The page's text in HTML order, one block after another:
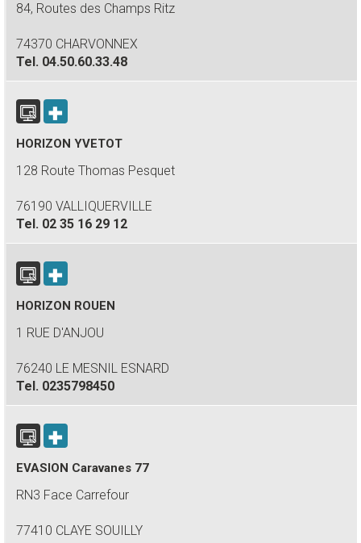
84, Routes des Champs Ritz
74370 CHARVONNEX
Tel. 04.50.60.33.48
HORIZON YVETOT
128 Route Thomas Pesquet
76190 VALLIQUERVILLE
Tel. 02 35 16 29 12
HORIZON ROUEN
1 RUE D'ANJOU
76240 LE MESNIL ESNARD
Tel. 0235798450
EVASION Caravanes 77
RN3 Face Carrefour
77410 CLAYE SOUILLY